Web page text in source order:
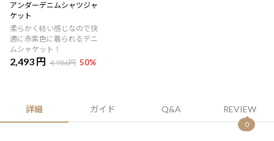
アンダーデニムシャツジャ
ケット
柔らかく軽い感じなので快
適に赤紫色に着られるデニ
ムシャケット！
2,493 円 4,986円 50%
詳細 ガイド Q&A REVIEW
0